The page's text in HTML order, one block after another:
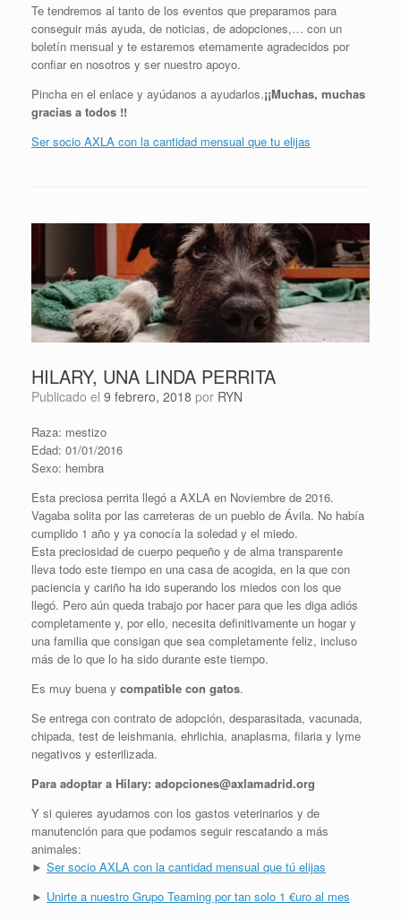
Te tendremos al tanto de los eventos que preparamos para
conseguir más ayuda, de noticias, de adopciones,… con un
boletín mensual y te estaremos eternamente agradecidos por
confiar en nosotros y ser nuestro apoyo.
Pincha en el enlace y ayúdanos a ayudarlos.¡¡Muchas, muchas
gracias a todos !!
Ser socio AXLA con la cantidad mensual que tu elijas
HILARY, UNA LINDA PERRITA
Publicado el 9 febrero, 2018 por RYN
Raza: mestizo
Edad: 01/01/2016
Sexo: hembra
Esta preciosa perrita llegó a AXLA en Noviembre de 2016.
Vagaba solita por las carreteras de un pueblo de Ávila. No había
cumplido 1 año y ya conocía la soledad y el miedo.
Esta preciosidad de cuerpo pequeño y de alma transparente
lleva todo este tiempo en una casa de acogida, en la que con
paciencia y cariño ha ido superando los miedos con los que
llegó. Pero aún queda trabajo por hacer para que les diga adiós
completamente y, por ello, necesita definitivamente un hogar y
una familia que consigan que sea completamente feliz, incluso
más de lo que lo ha sido durante este tiempo.
Es muy buena y compatible con gatos.
Se entrega con contrato de adopción, desparasitada, vacunada,
chipada, test de leishmania, ehrlichia, anaplasma, filaria y lyme
negativos y esterilizada.
Para adoptar a Hilary: adopciones@axlamadrid.org
Y si quieres ayudarnos con los gastos veterinarios y de
manutención para que podamos seguir rescatando a más
animales:
► Ser socio AXLA con la cantidad mensual que tú elijas
► Unirte a nuestro Grupo Teaming por tan solo 1 €uro al mes